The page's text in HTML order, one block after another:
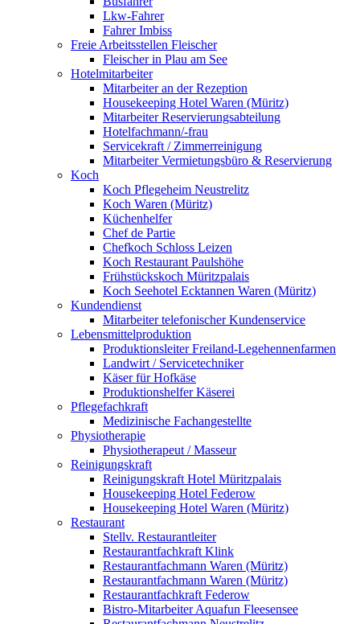
Lkw-Fahrer
Fahrer Imbiss
Freie Arbeitsstellen Fleischer
Fleischer in Plau am See
Hotelmitarbeiter
Mitarbeiter an der Rezeption
Housekeeping Hotel Waren (Müritz)
Mitarbeiter Reservierungsabteilung
Hotelfachmann/-frau
Servicekraft / Zimmerreinigung
Mitarbeiter Vermietungsbüro & Reservierung
Koch
Koch Pflegeheim Neustrelitz
Koch Waren (Müritz)
Küchenhelfer
Chef de Partie
Chefkoch Schloss Leizen
Koch Restaurant Paulshöhe
Frühstückskoch Müritzpalais
Koch Seehotel Ecktannen Waren (Müritz)
Kundendienst
Mitarbeiter telefonischer Kundenservice
Lebensmittelproduktion
Produktionsleiter Freiland-Legehennenfarmen
Landwirt / Servicetechniker
Käser für Hofkäse
Produktionshelfer Käserei
Pflegefachkraft
Medizinische Fachangestellte
Physiotherapie
Physiotherapeut / Masseur
Reinigungskraft
Reinigungskraft Hotel Müritzpalais
Housekeeping Hotel Federow
Housekeeping Hotel Waren (Müritz)
Restaurant
Stellv. Restaurantleiter
Restaurantfachkraft Klink
Restaurantfachmann Waren (Müritz)
Restaurantfachmann Waren (Müritz)
Restaurantfachkraft Federow
Bistro-Mitarbeiter Aquafun Fleesensee